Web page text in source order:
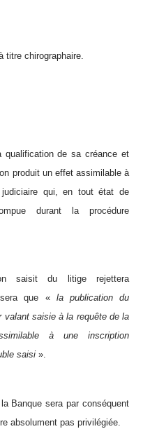
titre chirographaire.
qualification de sa créance et
produit un effet assimilable à
judiciaire qui, en tout état de
durant la procédure
saisit du litige rejettera
que «la publication du
valant saisie à la requête de la
à une inscription
saisi ».
Banque sera par conséquent
absolument pas privilégiée.